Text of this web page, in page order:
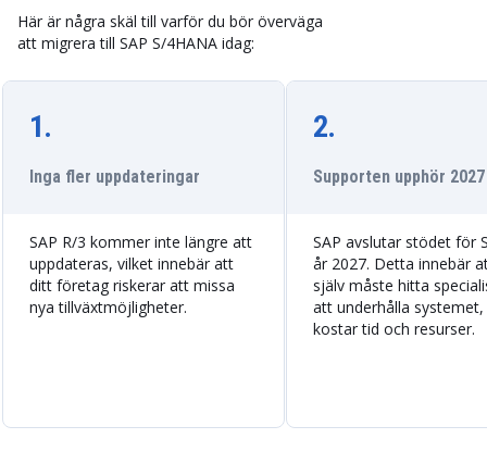
Här är några skäl till varför du bör överväga
att migrera till SAP S/4HANA idag:
1.
Inga fler uppdateringar
SAP R/3 kommer inte längre att
uppdateras, vilket innebär att
ditt företag riskerar att missa
nya tillväxtmöjligheter.
2.
Supporten upphör 2027
SAP avslutar stödet för
år 2027. Detta innebär
själv måste hitta
att underhålla
kostar tid och resurser.